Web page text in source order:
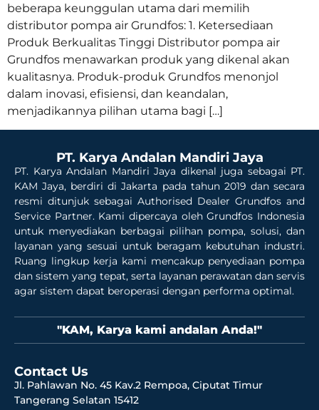
beberapa keunggulan utama dari memilih
distributor pompa air Grundfos: 1. Ketersediaan
Produk Berkualitas Tinggi Distributor pompa air
Grundfos menawarkan produk yang dikenal akan
kualitasnya. Produk-produk Grundfos menonjol
dalam inovasi, efisiensi, dan keandalan,
menjadikannya pilihan utama bagi […]
PT. Karya Andalan Mandiri Jaya
PT. Karya Andalan Mandiri Jaya dikenal juga sebagai PT.
KAM Jaya, berdiri di Jakarta pada tahun 2019 dan secara
resmi ditunjuk sebagai Authorised Dealer Grundfos and
Service Partner. Kami dipercaya oleh Grundfos Indonesia
untuk menyediakan berbagai pilihan pompa, solusi, dan
layanan yang sesuai untuk beragam kebutuhan industri.
Ruang lingkup kerja kami mencakup penyediaan pompa
dan sistem yang tepat, serta layanan perawatan dan servis
agar sistem dapat beroperasi dengan performa optimal.
"KAM, Karya kami andalan Anda!"
Contact Us
Jl. Pahlawan No. 45 Kav.2 Rempoa, Ciputat Timur
Tangerang Selatan 15412